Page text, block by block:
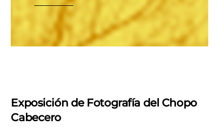
Exposición de Fotografía del Chopo
Cabecero